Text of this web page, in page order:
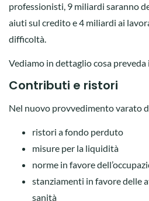
professionisti, 9 miliardi saranno
aiuti sul credito e 4 miliardi ai
difficoltà.
Vediamo in dettaglio cosa
Contributi e ristori
Nel nuovo provvedimento varato
ristori a fondo perduto
misure per la liquidità
norme in favore
stanziamenti in favore delle
sanità